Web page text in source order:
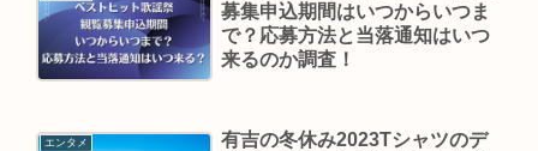
募集申込期間はいつからいつま
で？応募方法と当落通知はいつ
来るのか調査！
エンタメ
有吉の冬休み2023Tシャツのデ